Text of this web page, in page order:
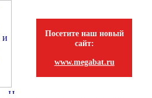
Посетите наш новый
сайт:
www.megabat.ru